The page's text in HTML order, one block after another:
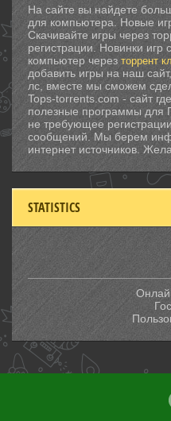
На сайте вы найдете
для компьютера. Новые
Скачивайте игры через
регистрации. Новинки игр
компьютер через торрент
добавить игры на наш
лс, вместе мы сможем
Tops-torrents.com - сайт
полезные программы для
не требующее
сообщений. Мы берем
интернет источников.
STATISTICS